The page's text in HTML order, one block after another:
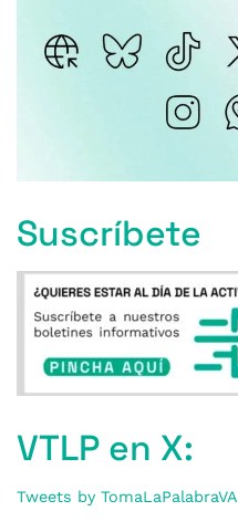
Suscríbete
VTLP en X:
Tweets by TomaLaPalabraVA